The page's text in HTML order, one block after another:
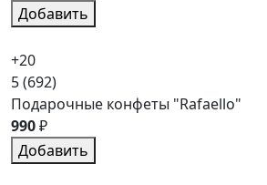
Добавить
+20
5(692)
Подарочные конфеты "Rafaello"
990₽
Добавить